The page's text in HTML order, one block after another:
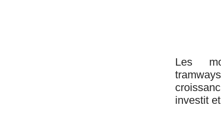
Les
investit